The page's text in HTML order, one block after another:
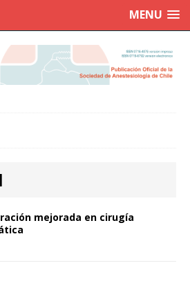
MENU
mejorada en cirugía